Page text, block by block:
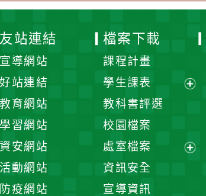
友站連結
宣導網站
好站連結
教育網站
學習網站
資安網站
活動網站
防疫網站
檔案下載
課程計畫
學生課表
單
教科書評選
校園檔案
處室檔案
資訊安全
宣導資訊